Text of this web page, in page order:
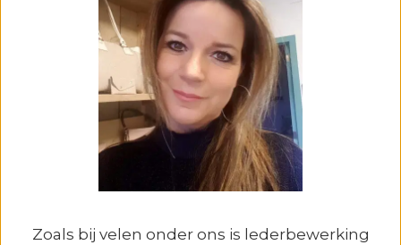
Zoals bij velen onder ons is lederbewerking